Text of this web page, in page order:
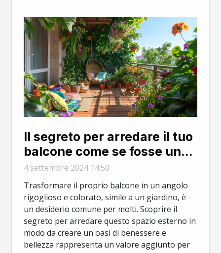
Il segreto per arredare il tuo
balcone come se fosse un
giardino
4 settembre 2024 14:50
Trasformare il proprio balcone in un angolo
rigoglioso e colorato, simile a un giardino, è
un desiderio comune per molti. Scoprire il
segreto per arredare questo spazio esterno in
modo da creare un'oasi di benessere e
bellezza rappresenta un valore aggiunto per